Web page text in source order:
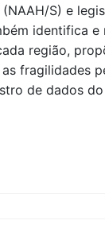
S) e
identifica
região,
fragilidades
de dados do